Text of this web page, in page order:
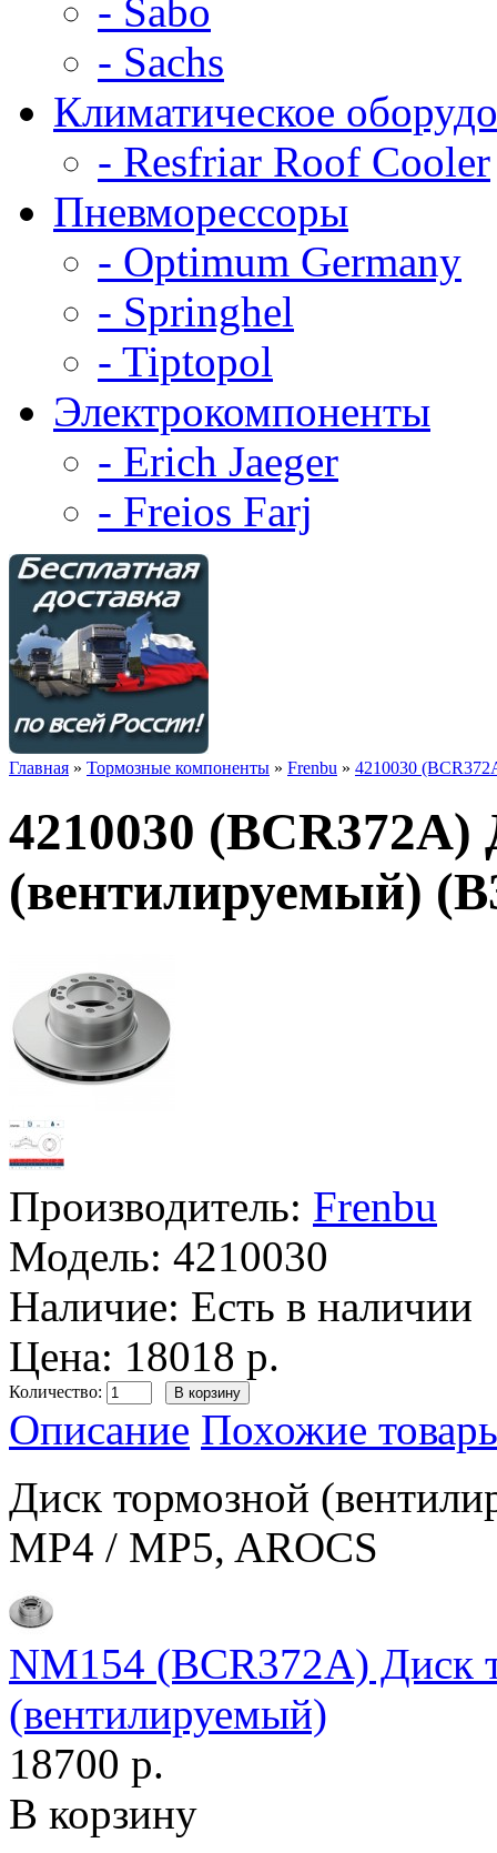
- Sabo
- Sachs
Климатическое
- Resfriar Roof Cooler
Пневморессоры
- Optimum Germany
- Springhel
- Tiptopol
Электрокомпоненты
- Erich Jaeger
- Freios Farj
Главная » Тормозные компоненты » Frenbu » 4210030
4210030
(вентилируемый)
Производитель: Frenbu
Модель: 4210030
Наличие: Есть в наличии
Цена: 18018 р.
Количество:
Описание Похожие
Диск тормозной
MP4 / MP5, AROCS
NM154 (BCR372A) Диск
(вентилируемый)
18700 р.
В корзину